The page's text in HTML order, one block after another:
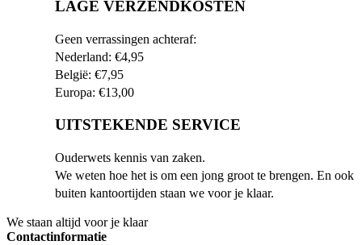
LAGE VERZENDKOSTEN
Geen verrassingen achteraf:
Nederland: €4,95
België: €7,95
Europa: €13,00
UITSTEKENDE SERVICE
Ouderwets kennis van zaken.
We weten hoe het is om een jong groot te brengen. En ook
buiten kantoortijden staan we voor je klaar.
We staan altijd voor je klaar
Contactinformatie